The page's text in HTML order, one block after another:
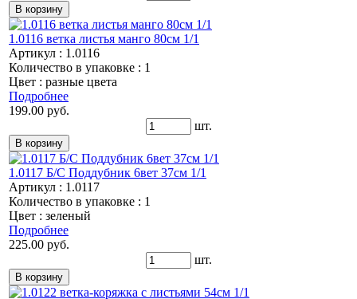
1.0116 ветка листья манго 80см 1/1
Артикул : 1.0116
Количество в упаковке : 1
Цвет : разные цвета
Подробнее
199.00 руб.
шт.
1.0117 Б/С Поддубник 6вет 37см 1/1
Артикул : 1.0117
Количество в упаковке : 1
Цвет : зеленый
Подробнее
225.00 руб.
шт.